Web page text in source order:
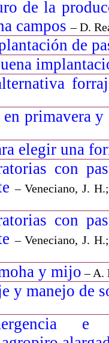
de la
campos– D.
de
en primavera
elegir una
con
– Veneciano, J.
con
– Veneciano, J.
y mijo – A.
y manejo de